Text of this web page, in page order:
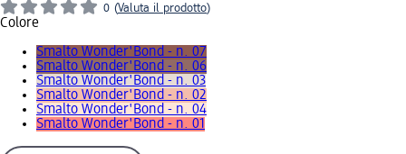
0 (Valuta il prodotto)
Colore
Smalto Wonder'Bond - n. 07
Smalto Wonder'Bond - n. 06
Smalto Wonder'Bond - n. 03
Smalto Wonder'Bond - n. 02
Smalto Wonder'Bond - n. 04
Smalto Wonder'Bond - n. 01